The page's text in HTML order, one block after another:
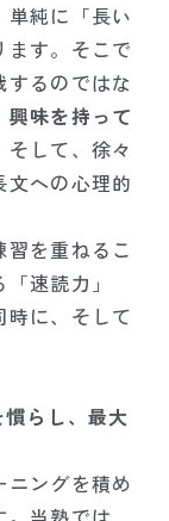
純に「長い
す。そこで
るのではな
興味を持って
そして、徐々
文への心理的
を重ねるこ
速読力」
時に、そして
らし、最大
ニングを積め